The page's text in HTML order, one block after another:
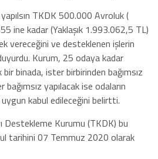
TKDK 500.000 Avroluk (
ine kadar (Yaklaşık 1.993.062,5 TL)
vereceğini ve desteklenen işlerin
Kurum, 25 odaya kadar
binada, ister birbirinden bağımsız
yapılacak ise odaların
kabul edileceğini belirtti.
Destekleme Kurumu (TKDK) bu
tarihini 07 Temmuz 2020 olarak